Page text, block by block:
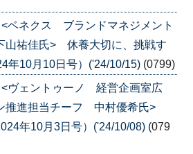
<ベネクス ブランドマネジメント
祐佳氏> 休養大切に、挑戦す
年10月10日号）('24/10/15) (0799)
<ヴェントゥーノ 経営企画室広
推進担当チーフ 中村優希氏>
年10月3日号）('24/10/08) (079